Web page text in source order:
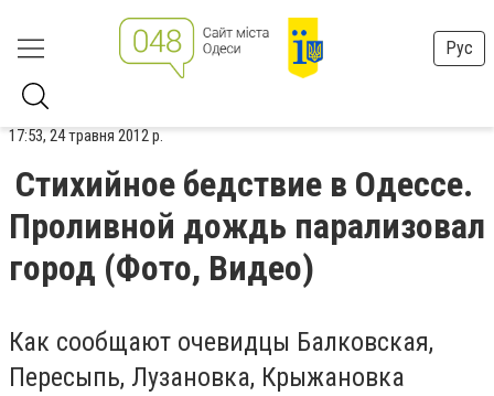
Рус
17:53, 24 травня 2012 р.
Стихийное бедствие в Одессе.
Проливной дождь парализовал
город (Фото, Видео)
Как сообщают очевидцы Балковская,
Пересыпь, Лузановка, Крыжановка